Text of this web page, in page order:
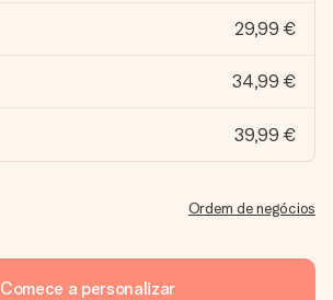
29,99 €
34,99 €
39,99 €
Ordem de negócios
Comece a personalizar